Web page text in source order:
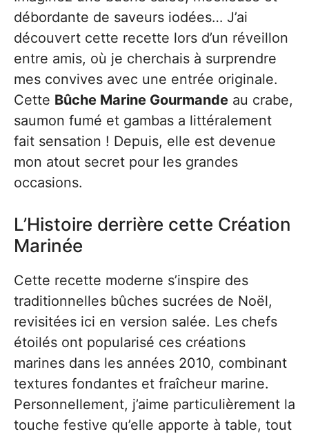
débordante de saveurs iodées… J’ai
découvert cette recette lors d’un réveillon
entre amis, où je cherchais à surprendre
mes convives avec une entrée originale.
Cette Bûche Marine Gourmande au crabe,
saumon fumé et gambas a littéralement
fait sensation ! Depuis, elle est devenue
mon atout secret pour les grandes
occasions.
L’Histoire derrière cette Création
Marinée
Cette recette moderne s’inspire des
traditionnelles bûches sucrées de Noël,
revisitées ici en version salée. Les chefs
étoilés ont popularisé ces créations
marines dans les années 2010, combinant
textures fondantes et fraîcheur marine.
Personnellement, j’aime particulièrement la
touche festive qu’elle apporte à table, tout